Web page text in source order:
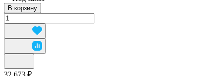
В корзину
32 673 ₽